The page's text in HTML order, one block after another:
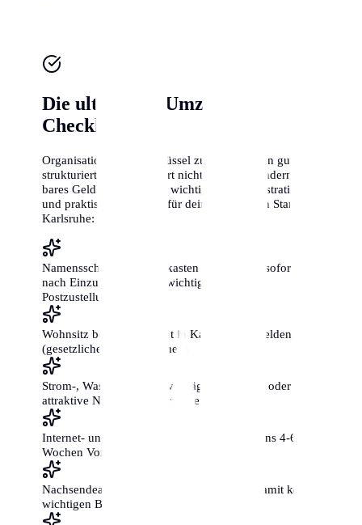
Die ultimative Umzugs-
Checkliste
Organisation ist der Schlüssel zum Erfolg. Ein gut
strukturierter Umzug spart nicht nur Zeit, sondern auch
bares Geld. Hier sind die wichtigsten administrativen
und praktischen Schritte für deinen perfekten Start in
Karlsruhe:
Namensschilder an Briefkasten und Klingel sofort
nach Einzug anbringen (wichtig für die
Postzustellung!)
Wohnsitz beim Bürgeramt in Karlsruhe anmelden
(gesetzliche Frist: 2 Wochen)
Strom-, Wasser- und Gasverträge ummelden oder
attraktive Neukunden-Tarife vergleichen
Internet- und Telefonanschluss mit mindestens 4-6
Wochen Vorlauf beantragen
Nachsendeauftrag bei der Post einrichten, damit keine
wichtigen Briefe verloren gehen